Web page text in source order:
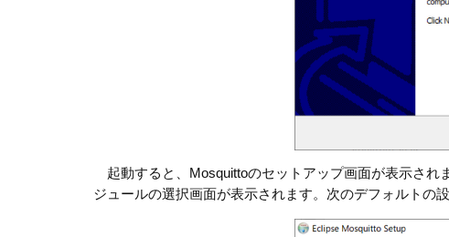
起動すると、Mosquittoのセットアップ画面が表示され
ジュールの選択画面が表示されます。次のデフォルトの